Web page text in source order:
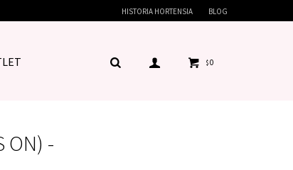
$0
HISTORIA HORTENSIA BLOG
ON) -